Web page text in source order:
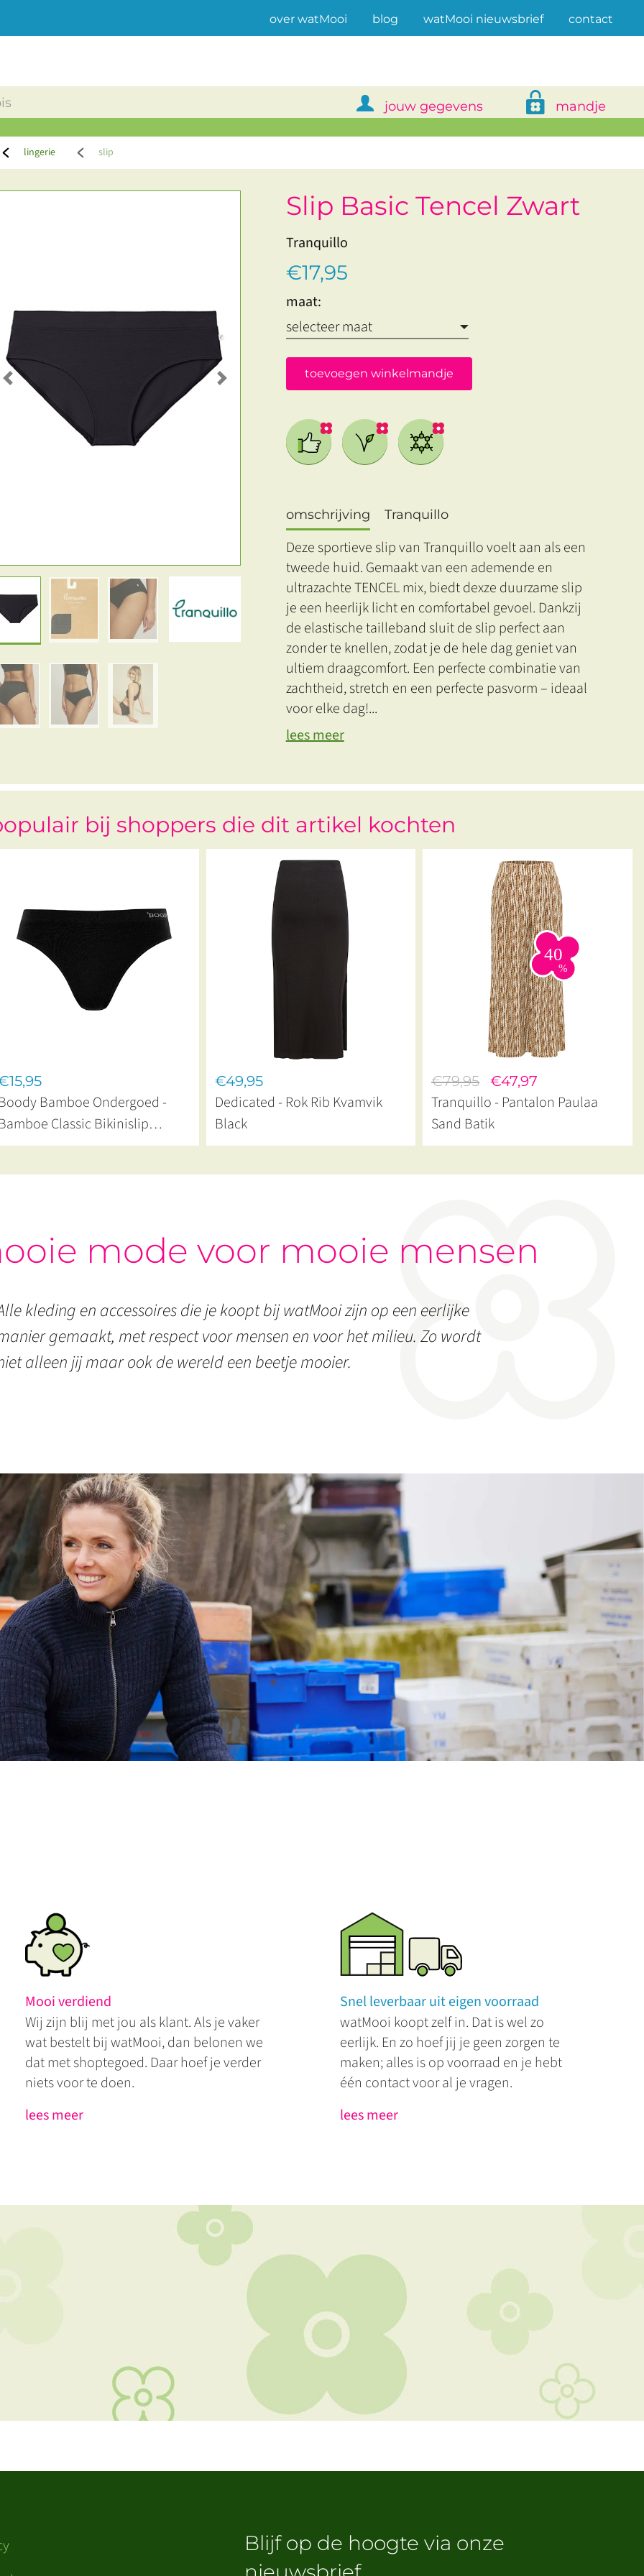
over watMooi(current)
blog watMooi nieuwsbrief contact
jouw gegevens mandje
lingerie slip
Previous Next
Slip Basic Tencel Zwart
Tranquillo
€17,95
maat:
toevoegen winkelmandje
omschrijving Tranquillo
Deze sportieve slip van Tranquillo voelt aan als een
tweede huid. Gemaakt van een ademende en
ultrazachte TENCEL mix, biedt dexze duurzame slip
je een heerlijk licht en comfortabel gevoel. Dankzij
de elastische tailleband sluit de slip perfect aan
zonder te knellen, zodat je de hele dag geniet van
ultiem draagcomfort. Een perfecte combinatie van
zachtheid, stretch en een perfecte pasvorm – ideaal
voor elke dag!...
lees meer
bij shoppers die dit artikel kochten
Bamboe Ondergoed -
Classic Bikinislip
Zwart
€49,95
Dedicated - Rok Rib Kvamvik
Black
€79,95 €47,97
Tranquillo - Pantalon Paulaa
Sand Batik
mode voor mooie mensen
kleding en accessoires die je koopt bij watMooi zijn op een eerlijke
gemaakt, met respect voor mensen en voor het milieu. Zo wordt
alleen jij maar ook de wereld een beetje mooier.
Mooi verdiend
Wij zijn blij met jou als klant. Als je vaker
wat bestelt bij watMooi, dan belonen we
dat met shoptegoed. Daar hoef je verder
niets voor te doen.
lees meer
Snel leverbaar uit eigen voorraad
watMooi koopt zelf in. Dat is wel zo
eerlijk. En zo hoef jij je geen zorgen te
maken; alles is op voorraad en je hebt
één contact voor al je vragen.
lees meer
Blijf op de hoogte via onze